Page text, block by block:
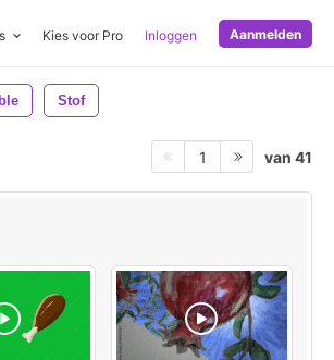
Kies voor Pro Inloggen Aanmelden
Stof
1 van 41